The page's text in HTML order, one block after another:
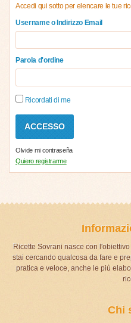
Accedi qui sotto per elencare le tue
Username o Indirizzo Email
Parola d'ordine
Ricordati di me
Olvide mi contraseña
Quiero registrarme
Ricette Sovrani nasce con
stai cercando qualcosa da fare e
pratica e veloce, anche le più
Chi